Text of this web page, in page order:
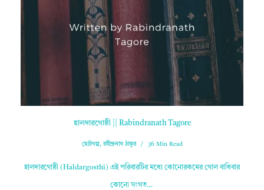
হালদারগোষ্ঠী || Rabindranath Tagore
ছোটগল্প,রবীন্দ্রনাথ ঠাকুর 36 Min Read
হালদারগোষ্ঠী (Haldargosthi) এই পরিবারটির মধ্যে কোনোরকমের গোল বাধিবার
কোনো সংগত…